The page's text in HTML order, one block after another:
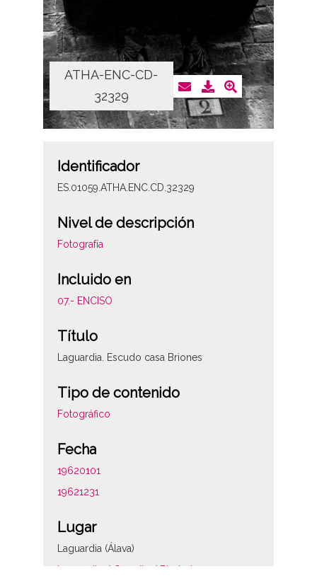
ATHA-ENC-CD-
32329
Identificador
ES.01059.ATHA.ENC.CD.32329
Nivel de descripción
Fotografía
Incluido en
07.- ENCISO
Título
Laguardia. Escudo casa Briones
Tipo de contenido
Fotográfico
Fecha
19620101
19621231
Lugar
Laguardia (Álava)
Laguardia / Guardia / Biasteri